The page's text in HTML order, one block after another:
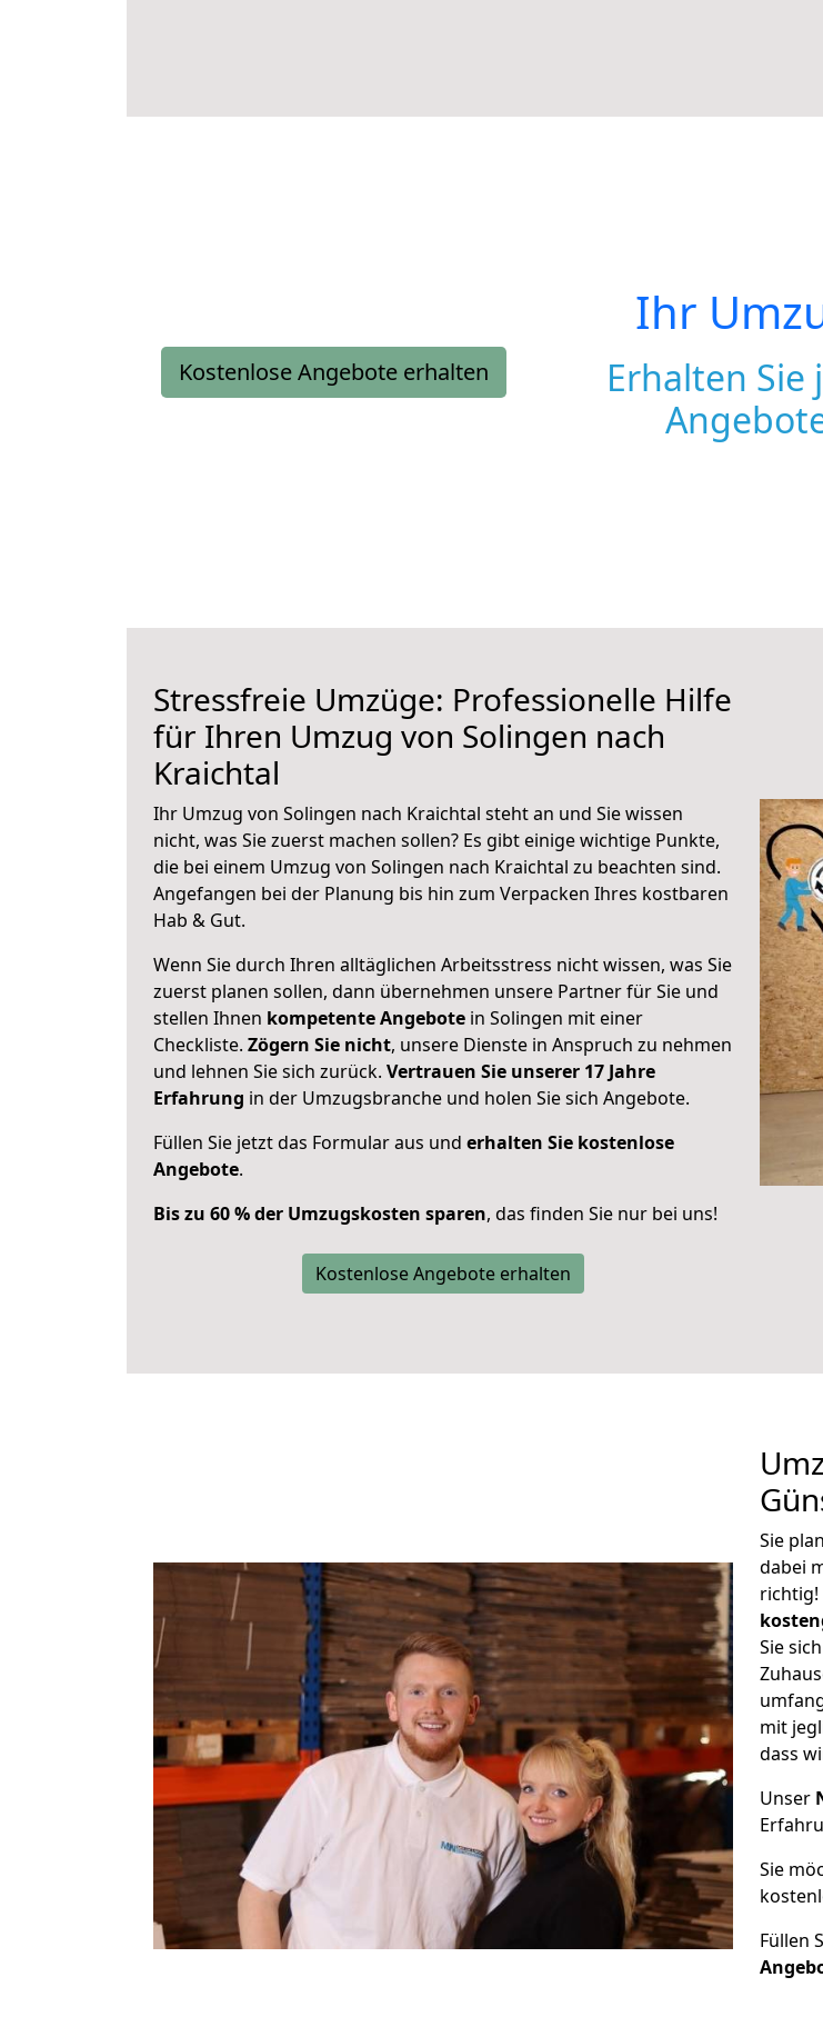
Kostenlose Angebote erhalten
Ihr
Erhalten Sie
Stressfreie Umzüge: Professionelle Hilfe
für Ihren Umzug von Solingen nach
Kraichtal
Ihr Umzug von Solingen nach Kraichtal steht an und Sie wissen
nicht, was Sie zuerst machen sollen? Es gibt einige wichtige Punkte,
die bei einem Umzug von Solingen nach Kraichtal zu beachten sind.
Angefangen bei der Planung bis hin zum Verpacken Ihres kostbaren
Hab & Gut.
Wenn Sie durch Ihren alltäglichen Arbeitsstress nicht wissen, was Sie
zuerst planen sollen, dann übernehmen unsere Partner für Sie und
stellen Ihnen kompetente Angebote in Solingen mit einer
Checkliste. Zögern Sie nicht, unsere Dienste in Anspruch zu nehmen
und lehnen Sie sich zurück. Vertrauen Sie unserer 17 Jahre
Erfahrung in der Umzugsbranche und holen Sie sich Angebote.
Füllen Sie jetzt das Formular aus und erhalten Sie kostenlose
Angebote.
Bis zu 60 % der Umzugskosten sparen, das finden Sie nur bei uns!
Kostenlose Angebote erhalten
Sie
dabei
richtig!
Sie
mit
dass
Unser
Sie
Füllen